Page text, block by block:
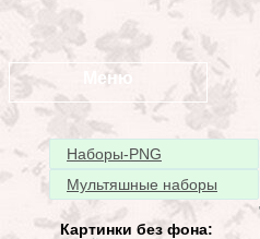
Меню
Наборы-PNG
Мультяшные наборы
Картинки без фона: